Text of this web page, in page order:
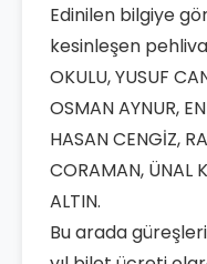
Edinilen bilgiye
kesinleşen
OKULU, YUSUF
OSMAN AYNUR,
HASAN CENGİZ,
CORAMAN, ÜNAL
ALTIN.
Bu arada